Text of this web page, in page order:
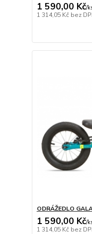
1 590,00 Kč/
1 314,05 Kč bez
ODRÁŽEDLO
1 590,00 Kč/
1 314,05 Kč bez